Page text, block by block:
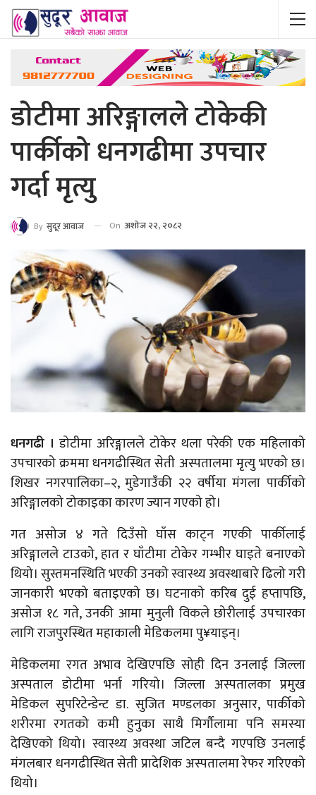
डाेटीमा अरिङ्गालले टोकेकी
पार्कीको धनगढीमा उपचार
गर्दा मृत्यु
By सुदूर आवाज On अशोज २२, २०८२
धनगढी । डोटीमा अरिङ्गालले टोकेर थला परेकी एक महिलाको
उपचारको क्रममा धनगढीस्थित सेती अस्पतालमा मृत्यु भएको छ।
शिखर नगरपालिका–२, मुडेगाउँकी २२ वर्षीया मंगला पार्कीको
अरिङ्गालको टोकाइका कारण ज्यान गएको हो।
गत असोज ४ गते दिउँसो घाँस काट्न गएकी पार्कीलाई
अरिङ्गालले टाउको, हात र घाँटीमा टोकेर गम्भीर घाइते बनाएको
थियो। सुस्तमनस्थिति भएकी उनको स्वास्थ्य अवस्थाबारे ढिलो गरी
जानकारी भएको बताइएको छ।घटनाको करिब दुई हप्तापछि,
असोज १८ गते, उनकी आमा मुनुली विकले छोरीलाई उपचारका
लागि राजपुरस्थित महाकाली मेडिकलमा पु¥याइन्।
मेडिकलमा रगत अभाव देखिएपछि सोही दिन उनलाई जिल्ला
अस्पताल डोटीमा भर्ना गरियो। जिल्ला अस्पतालका प्रमुख
मेडिकल सुपरिटेन्डेन्ट डा. सुजित मण्डलका अनुसार, पार्कीको
शरीरमा रगतको कमी हुनुका साथै मिर्गौलामा पनि समस्या
देखिएको थियो। स्वास्थ्य अवस्था जटिल बन्दै गएपछि उनलाई
मंगलबार धनगढीस्थित सेती प्रादेशिक अस्पतालमा रेफर गरिएको
थियो।